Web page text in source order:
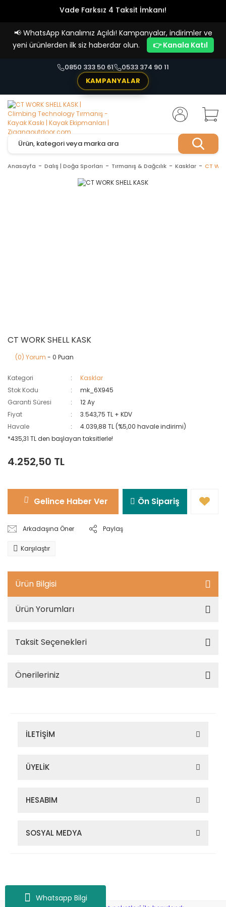
Whatsapp Bilgi
Vade Farksız 4 Taksit İmkanı!
📢 WhatsApp Kanalımız Açıldı! Kampanyalar, indirimler ve
yeni ürünlerden ilk siz haberdar olun.
👉 Kanala Katıl
0850 333 50 61
0533 374 90 11
KAMPANYALAR
Anasayfa Dalış | Doğa Sporları Tırmanış & Dağcılık Kasklar CT
CT WORK SHELL KASK
(0) Yorum - 0 Puan
Kategori
Kasklar
Stok Kodu
mk_6X945
Garanti Süresi
12 Ay
Fiyat
3.543,75 TL + KDV
Havale
4.039,88 TL (%5,00 havale indirimi)
*435,31 TL den başlayan taksitlerle!
4.252,50 TL
Gelince Haber Ver Ön Sipariş
Arkadaşına Öner Paylaş
Karşılaştır
Ürün Bilgisi
Ürün Yorumları
Taksit Seçenekleri
Önerileriniz
İLETİŞİM
ÜYELİK
HESABIM
SOSYAL MEDYA